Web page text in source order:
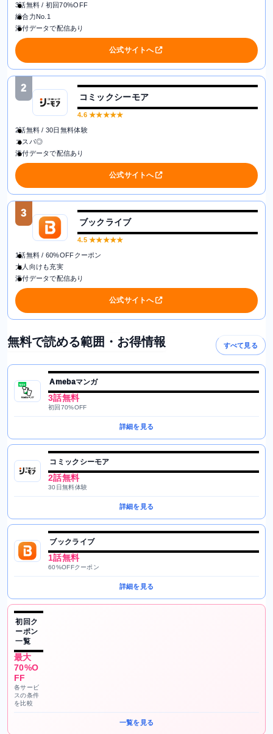
3話無料 / 初回70%OFF
総合力No.1
添付データで配信あり
公式サイトへ
2
コミックシーモア
4.6★★★★★
2話無料 / 30日無料体験
コスパ◎
添付データで配信あり
公式サイトへ
3
ブックライブ
4.5★★★★★
1話無料 / 60%OFFクーポン
大人向けも充実
添付データで配信あり
公式サイトへ
無料で読める範囲・お得情報 すべて見る
Amebaマンガ
3話無料
初回70%OFF
詳細を見る
コミックシーモア
2話無料
30日無料体験
詳細を見る
ブックライブ
1話無料
60%OFFクーポン
詳細を見る
初回ク
ーポン
一覧
最大
70%O
FF
各サービ
スの条件
を比較
一覧を見る